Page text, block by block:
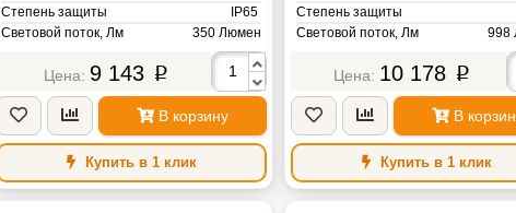
Степень защиты
IP65
Световой поток, Лм
350 Люмен
4000-4500К (Теплый белый) Кельвин
AC/DС 24V Вольт
Масса
9 143 p
В корзину
Купить в 1 клик
Степень защиты
Световой поток, Лм
998
6000K
Напряжение питания
AC/DС
Масса
10 178 p
В
Купить в 1 клик